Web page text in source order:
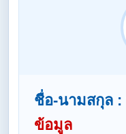
ชื่อ-นามสกุล :
ข้อมูล